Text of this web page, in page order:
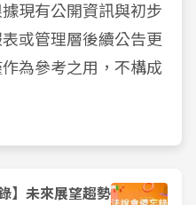
現有公開資訊與初步
或管理層後續公告更
為參考之用，不構成
】未來展望趨勢